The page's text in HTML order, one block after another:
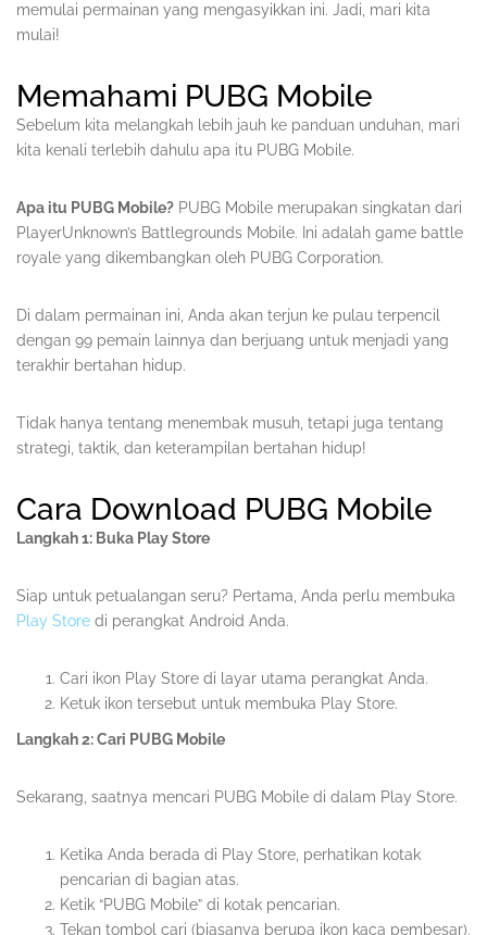
memulai permainan yang mengasyikkan ini. Jadi, mari kita
mulai!
Memahami PUBG Mobile
Sebelum kita melangkah lebih jauh ke panduan unduhan, mari
kita kenali terlebih dahulu apa itu PUBG Mobile.
Apa itu PUBG Mobile? PUBG Mobile merupakan singkatan dari
PlayerUnknown’s Battlegrounds Mobile. Ini adalah game battle
royale yang dikembangkan oleh PUBG Corporation.
Di dalam permainan ini, Anda akan terjun ke pulau terpencil
dengan 99 pemain lainnya dan berjuang untuk menjadi yang
terakhir bertahan hidup.
Tidak hanya tentang menembak musuh, tetapi juga tentang
strategi, taktik, dan keterampilan bertahan hidup!
Cara Download PUBG Mobile
Langkah 1: Buka Play Store
Siap untuk petualangan seru? Pertama, Anda perlu membuka
Play Store di perangkat Android Anda.
Cari ikon Play Store di layar utama perangkat Anda.
Ketuk ikon tersebut untuk membuka Play Store.
Langkah 2: Cari PUBG Mobile
Sekarang, saatnya mencari PUBG Mobile di dalam Play Store.
Ketika Anda berada di Play Store, perhatikan kotak
pencarian di bagian atas.
Ketik “PUBG Mobile” di kotak pencarian.
Tekan tombol cari (biasanya berupa ikon kaca pembesar).